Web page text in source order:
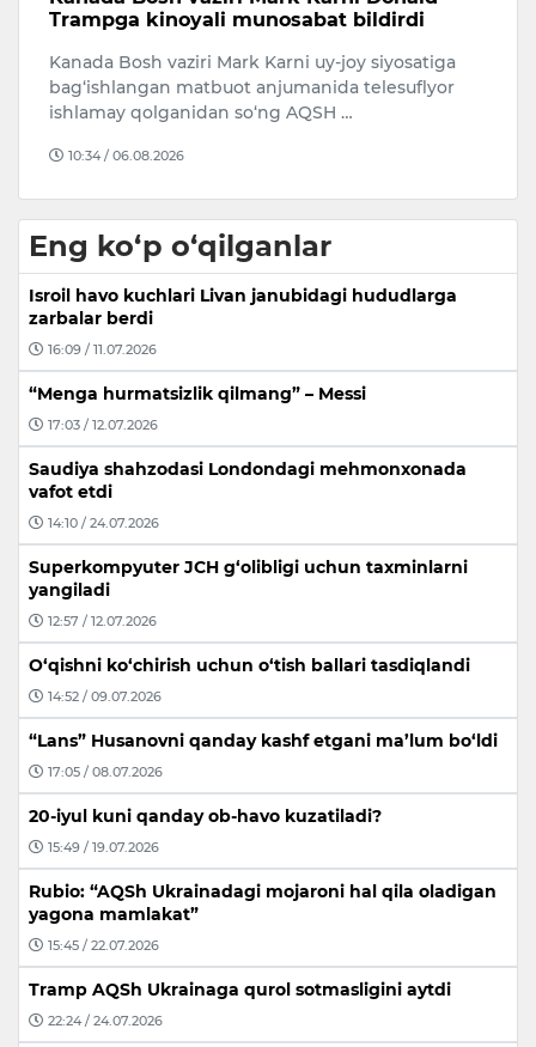
Butunjahon shaxmat olimpiadasida
Qozog‘istonning yetakchi shaxmatchilaridan biri
Bibisora Asaubayeva 46-Butunjahon shaxmat
Eng ko‘p o‘qilganlar
Isroil havo kuchlari Livan janubidagi hududlarga
zarbalar berdi
16:09 / 11.07.2026
“Menga hurmatsizlik qilmang” – Messi
17:03 / 12.07.2026
Saudiya shahzodasi Londondagi mehmonxonada
vafot etdi
14:10 / 24.07.2026
Superkompyuter JCH g‘olibligi uchun taxminlarni
yangiladi
12:57 / 12.07.2026
O‘qishni ko‘chirish uchun o‘tish ballari tasdiqlandi
14:52 / 09.07.2026
“Lans” Husanovni qanday kashf etgani ma’lum bo‘ldi
17:05 / 08.07.2026
20-iyul kuni qanday ob-havo kuzatiladi?
15:49 / 19.07.2026
Rubio: “AQSh Ukrainadagi mojaroni hal qila oladigan
yagona mamlakat”
15:45 / 22.07.2026
Tramp AQSh Ukrainaga qurol sotmasligini aytdi
22:24 / 24.07.2026